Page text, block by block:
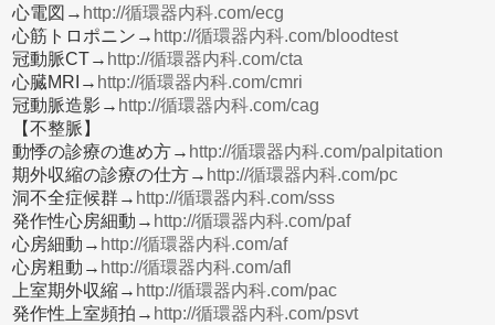
心電図→ http://循環器内科.com/ecg
心筋トロポニン→ http://循環器内科.com/bloodtest
冠動脈CT→ http://循環器内科.com/cta
心臓MRI→ http://循環器内科.com/cmri
冠動脈造影→ http://循環器内科.com/cag
【不整脈】
動悸の診療の進め方→ http://循環器内科.com/palpitation
期外収縮の診療の仕方→ http://循環器内科.com/pc
洞不全症候群→ http://循環器内科.com/sss
発作性心房細動→ http://循環器内科.com/paf
心房細動→ http://循環器内科.com/af
心房粗動→ http://循環器内科.com/afl
上室期外収縮→ http://循環器内科.com/pac
発作性上室頻拍→ http://循環器内科.com/psvt